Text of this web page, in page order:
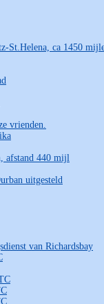
St.Helena, ca 1450
vrienden.
afstand 440 mijl
uitgesteld
van Richardsbay